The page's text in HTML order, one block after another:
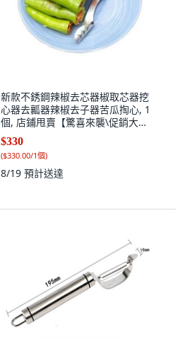
新款不銹鋼辣椒去芯器椒取芯器挖
心器去瓤器辣椒去子器苦瓜掏心, 1
個, 店鋪甩賣【驚喜來襲\促銷大
降】,升級加厚：雙面鋸齒【1把裝】
取芯不費3
$330
($330.00/1個)
8/19 預計送達